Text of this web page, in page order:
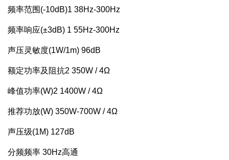
频率范围(-10dB)1 38Hz-300Hz
频率响应(±3dB) 1 55Hz-300Hz
声压灵敏度(1W/1m) 96dB
额定功率及阻抗2 350W / 4Ω
峰值功率(W)2 1400W / 4Ω
推荐功放(W) 350W-700W / 4Ω
声压级(1M) 127dB
分频频率 30Hz高通